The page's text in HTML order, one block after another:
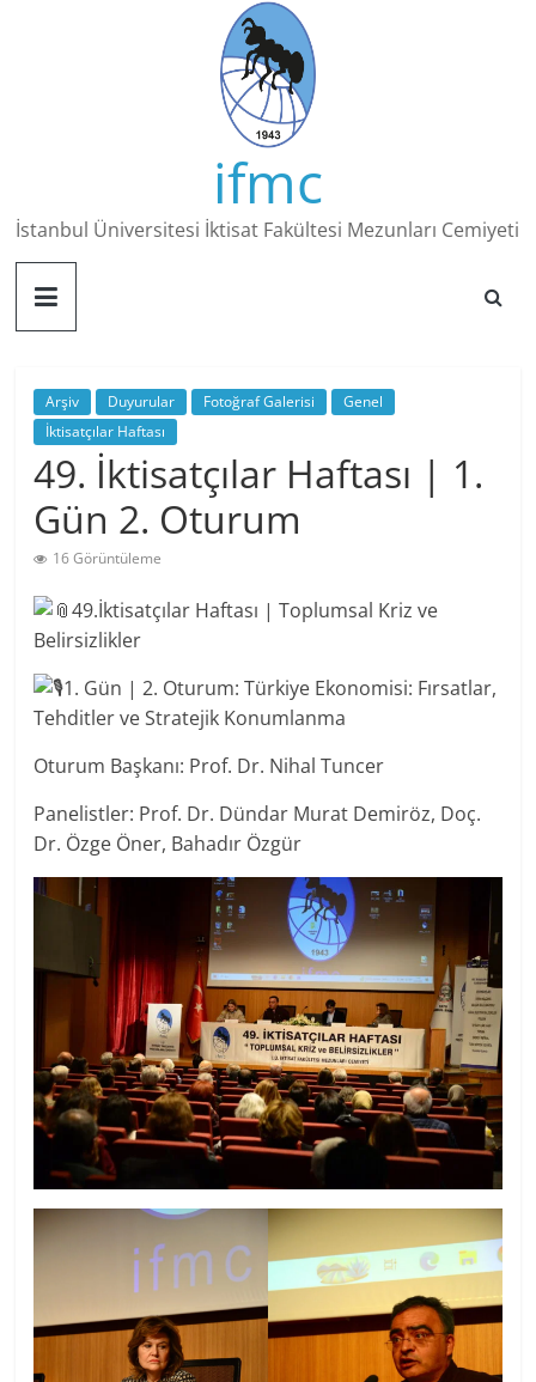
ifmc
İstanbul Üniversitesi İktisat Fakültesi Mezunları Cemiyeti
Arşiv Duyurular Fotoğraf Galerisi
Genel
İktisatçılar Haftası
49. İktisatçılar Haftası | 1.
Gün 2. Oturum
16 Görüntüleme
49.İktisatçılar Haftası | Toplumsal Kriz ve
Belirsizlikler
1. Gün | 2. Oturum: Türkiye Ekonomisi: Fırsatlar,
Tehditler ve Stratejik Konumlanma
Oturum Başkanı: Prof. Dr. Nihal Tuncer
Panelistler: Prof. Dr. Dündar Murat Demiröz, Doç.
Dr. Özge Öner, Bahadır Özgür